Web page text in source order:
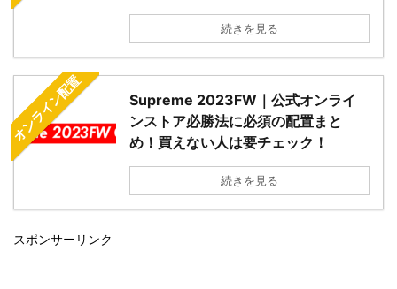
続きを見る
オンライン配置
Supreme 2023FW｜公式オンライ
ンストア必勝法に必須の配置まと
め！買えない人は要チェック！
続きを見る
スポンサーリンク